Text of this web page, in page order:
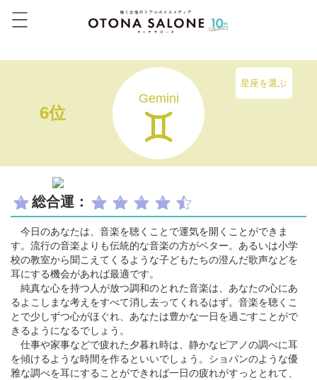
6位
Gemini
星座を選ぶ
総合運：
今日のあなたは、音楽を聴くことで運気を開くことができま
す。流行の音楽よりも伝統的な音楽の方がベター。あるいは小学
校の教室から聞こえてくるような子どもたちの澄んだ歌声などを
耳にする機会があれば最適です。
純真な心を持つ人が放つ調和のとれた音楽は、あなたの心にあ
るよこしまな考えをすべて消し去ってくれるはず。音楽を聴くこ
とで少しずつ心がほぐれ、あなたは豊かな一日を過ごすことがで
きるようになるでしょう。
仕事や家事などで疲れた夕暮れ時は、静かなピアノの調べに耳
を傾けるような時間を作るといいでしょう。ショパンのような優
雅な調べを耳にすることができれば一日の疲れがすっととれて、